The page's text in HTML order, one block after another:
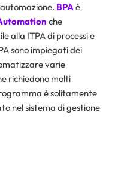
BPAè
che
alla ITPA di processi e
sono impiegati dei
varie
richiedono molti
è solitamente
nel sistema di gestione